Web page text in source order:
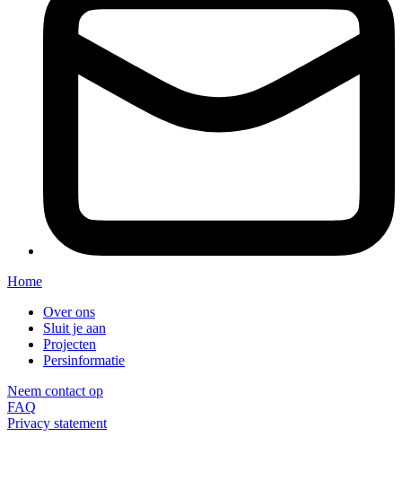
Home
Over ons
Sluit je aan
Projecten
Persinformatie
Neem contact op
FAQ
Privacy statement